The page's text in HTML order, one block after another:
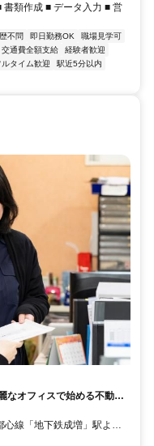
成 ■ データ入力 ■ 営
不問 即日勤務OK
職場見学可
交通費全額支給
経験者歓迎
ルタイム歓迎
駅近5分以内
なオフィスで始める不動産
心線「地下鉄成増」駅より
分